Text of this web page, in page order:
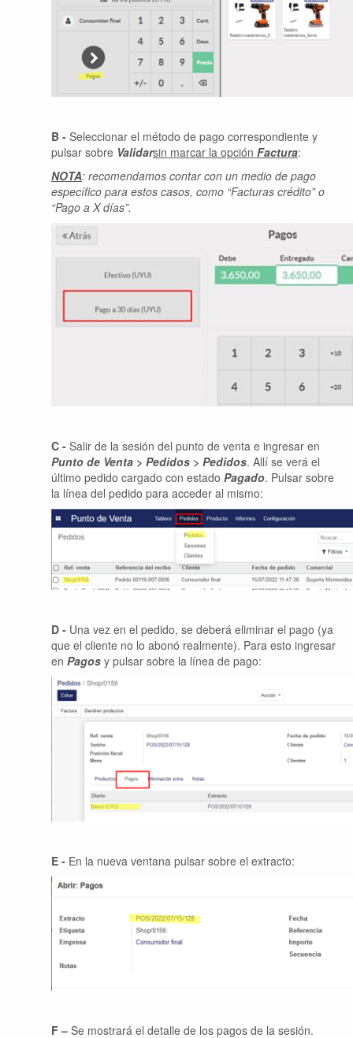
B - Seleccionar el método de pago correspondiente y
pulsar sobre Validarsin marcar la opción Factura:
NOTA: recomendamos contar con un medio de pago
específico para estos casos, como “Facturas crédito” o
“Pago a X días”.
C - Salir de la sesión del punto de venta e ingresar en
Punto de Venta > Pedidos > Pedidos. Allí se verá el
último pedido cargado con estado Pagado. Pulsar sobre
la línea del pedido para acceder al mismo:
D - Una vez en el pedido, se deberá eliminar el pago (ya
que el cliente no lo abonó realmente). Para esto ingresar
en Pagos y pulsar sobre la línea de pago:
E - En la nueva ventana pulsar sobre el extracto:
F – Se mostrará el detalle de los pagos de la sesión.